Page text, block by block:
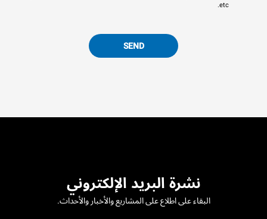
etc.
SEND
نشرة البريد الإلكتروني
البقاء على اطلاع على المشاريع والأخبار والأحداث.